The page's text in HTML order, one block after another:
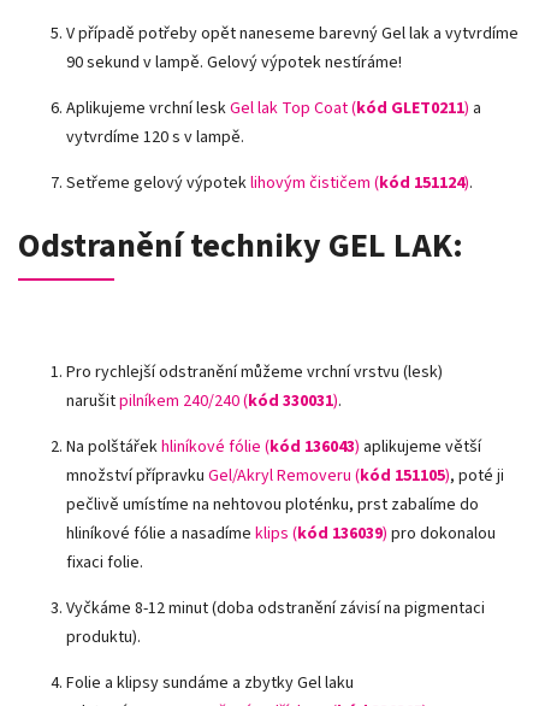
V případě potřeby opět naneseme barevný Gel lak a vytvrdíme
90 sekund v lampě. Gelový výpotek nestíráme!
Aplikujeme vrchní leskGel lak Top Coat (kód GLET0211) a
vytvrdíme 120 s v lampě.
Setřeme gelový výpoteklihovým čističem (kód 151124).
Odstranění techniky GEL LAK:
Pro rychlejší odstranění můžeme vrchní vrstvu (lesk)
narušitpilníkem 240/240 (kód 330031).
Na polštářekhliníkové fólie (kód 136043) aplikujeme větší
množství přípravku Gel/Akryl Removeru (kód 151105), poté ji
pečlivě umístíme na nehtovou ploténku, prst zabalíme do
hliníkové fólie a nasadíme klips (kód 136039) pro dokonalou
fixaci folie.
Vyčkáme 8-12 minut (doba odstranění závisí na pigmentaci
produktu).
Folie a klipsy sundáme a zbytky Gel laku